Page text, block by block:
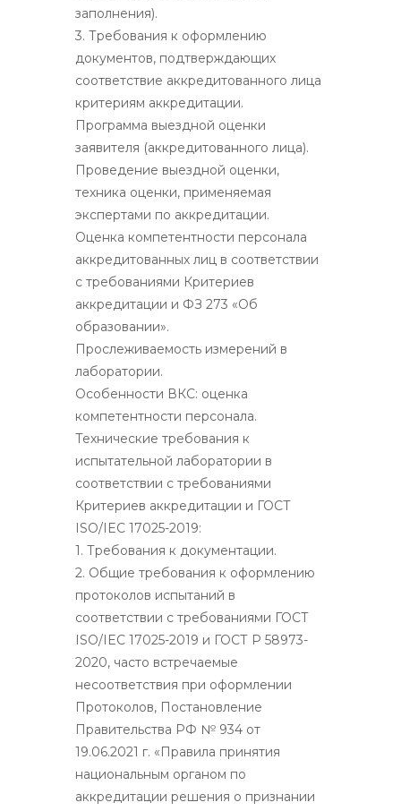
заполнения).
3. Требования к оформлению
документов, подтверждающих
соответствие аккредитованного лица
критериям аккредитации.
Программа выездной оценки
заявителя (аккредитованного лица).
Проведение выездной оценки,
техника оценки, применяемая
экспертами по аккредитации.
Оценка компетентности персонала
аккредитованных лиц в соответствии
с требованиями Критериев
аккредитации и ФЗ 273 «Об
образовании».
Прослеживаемость измерений в
лаборатории.
Особенности ВКС: оценка
компетентности персонала.
Технические требования к
испытательной лаборатории в
соответствии с требованиями
Критериев аккредитации и ГОСТ
ISO/IEC 17025-2019:
1. Требования к документации.
2. Общие требования к оформлению
протоколов испытаний в
соответствии с требованиями ГОСТ
ISO/IEC 17025-2019 и ГОСТ Р 58973-
2020, часто встречаемые
несоответствия при оформлении
Протоколов, Постановление
Правительства РФ № 934 от
19.06.2021 г. «Правила принятия
национальным органом по
аккредитации решения о признании